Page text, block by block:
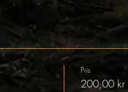
Pris
200,00 kr